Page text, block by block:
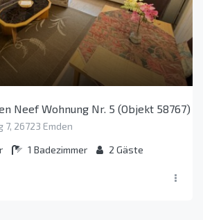
Neef Wohnung Nr. 5 (Objekt 58767)
26723 Emden
1 Badezimmer 2 Gäste